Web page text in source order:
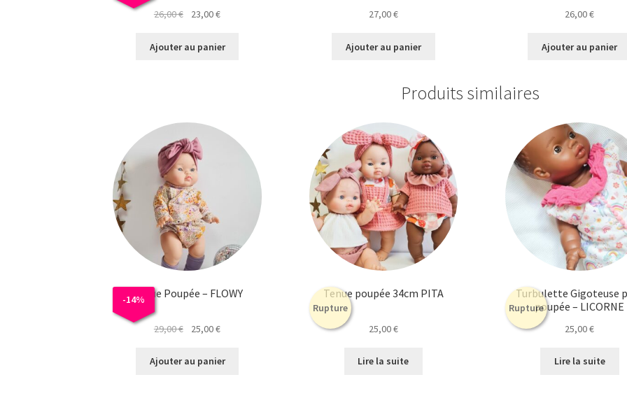
26,00€
Le
initial
23,00€Le
actuel
Ajouter au panier
27,00€
Ajouter au panier
26,00€
Ajouter au panier
Produits similaires
-14%
Tenue Poupée – FLOWY
29,00€
Le
initial
25,00€Le
actuel
Ajouter au panier
Rupture
Tenue poupée 34cm PITA
25,00€
Lire la suite
Rupture
Turbulette Gigoteuse
poupée – LICORNE
25,00€
Lire la suite